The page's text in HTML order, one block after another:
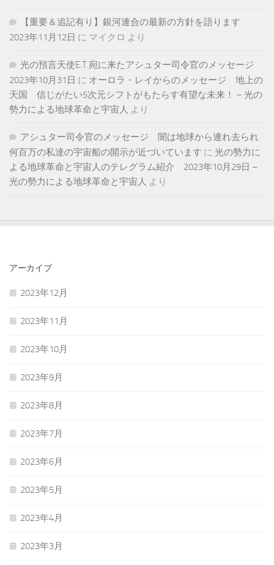
【重要＆追記有り】銀河連合の最新の方針を語ります
2023年11月12日 に マイクロ より
光の預言天使E.T.宛に来たアシュター司令官のメッセージ
2023年10月31日 に オーロラ・レイからのメッセージ 地上の
天国 信じがたい5次元シフトがもたらす有望な未来！ – 光の
勢力による地球革命と宇宙人 より
アシュター司令官のメッセージ 闇は地球から連れ去られ
何百万の私達の宇宙船の開示が近づいています に 光の勢力に
よる地球革命と宇宙人のテレグラム紹介 2023年10月29日 –
光の勢力による地球革命と宇宙人 より
アーカイブ
2023年12月
2023年11月
2023年10月
2023年9月
2023年8月
2023年7月
2023年6月
2023年5月
2023年4月
2023年3月